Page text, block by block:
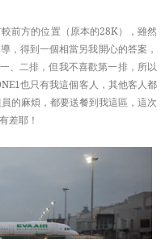
前方的位置（原本的28K），雖然
，得到一個相當另我開心的答案，
、二排，但我不喜歡第一排，所以
也只有我這個客人，其他客人都
的麻煩，都要送餐到我這區，這次
差耶！